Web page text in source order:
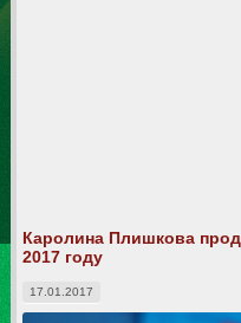
Каролина Плишкова
2017 году
17.01.2017